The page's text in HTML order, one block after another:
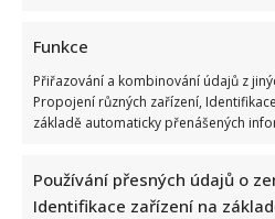
Funkce
Přiřazování a kombinování údajů z
Propojení různých zařízení,
základě automaticky přenášených
Používání přesných údajů o
Identifikace zařízení na